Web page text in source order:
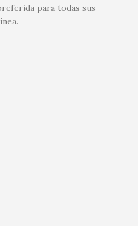
para todas sus